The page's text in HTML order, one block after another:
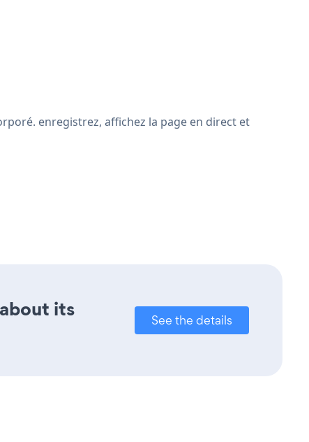
enregistrez, affichez la page en direct et
its
See the details